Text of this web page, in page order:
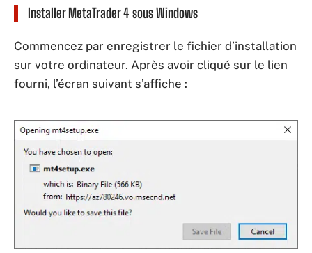
Installer MetaTrader 4 sous Windows
Commencez par enregistrer le fichier d’installation
sur votre ordinateur. Après avoir cliqué sur le lien
fourni, l’écran suivant s’affiche :